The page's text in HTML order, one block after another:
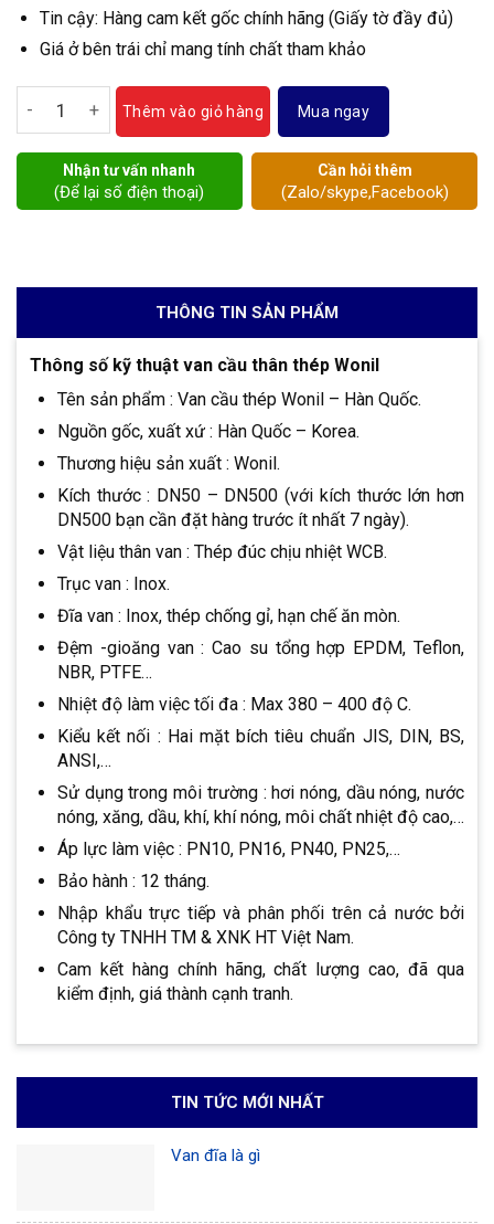
Tin cậy: Hàng cam kết gốc chính hãng (Giấy tờ đầy đủ)
Giá ở bên trái chỉ mang tính chất tham khảo
Thêm vào giỏ hàng Mua ngay
Nhận tư vấn nhanh
(Để lại số điện thoại)
Cần hỏi thêm
(Zalo/skype,Facebook)
THÔNG TIN SẢN PHẨM
Thông số kỹ thuật van cầu thân thép Wonil
Tên sản phẩm : Van cầu thép Wonil – Hàn Quốc.
Nguồn gốc, xuất xứ : Hàn Quốc – Korea.
Thương hiệu sản xuất : Wonil.
Kích thước : DN50 – DN500 (với kích thước lớn hơn
DN500 bạn cần đặt hàng trước ít nhất 7 ngày).
Vật liệu thân van : Thép đúc chịu nhiệt WCB.
Trục van : Inox.
Đĩa van : Inox, thép chống gỉ, hạn chế ăn mòn.
Đệm -gioăng van : Cao su tổng hợp EPDM, Teflon,
NBR, PTFE…
Nhiệt độ làm việc tối đa : Max 380 – 400 độ C.
Kiểu kết nối : Hai mặt bích tiêu chuẩn JIS, DIN, BS,
ANSI,…
Sử dụng trong môi trường : hơi nóng, dầu nóng, nước
nóng, xăng, dầu, khí, khí nóng, môi chất nhiệt độ cao,…
Áp lực làm việc : PN10, PN16, PN40, PN25,…
Bảo hành : 12 tháng.
Nhập khẩu trực tiếp và phân phối trên cả nước bởi
Công ty TNHH TM & XNK HT Việt Nam.
Cam kết hàng chính hãng, chất lượng cao, đã qua
kiểm định, giá thành cạnh tranh.
TIN TỨC MỚI NHẤT
Van đĩa là gì